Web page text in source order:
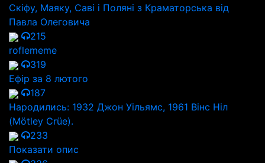
Скіфу, Маяку, Саві і Поляні з Краматорська від
Павла Олеговича
215
roflememe
319
Ефір за 8 лютого
187
Народились: 1932 Джон Уільямс, 1961 Вінс Ніл
(Mötley Crüe).
233
Показати опис